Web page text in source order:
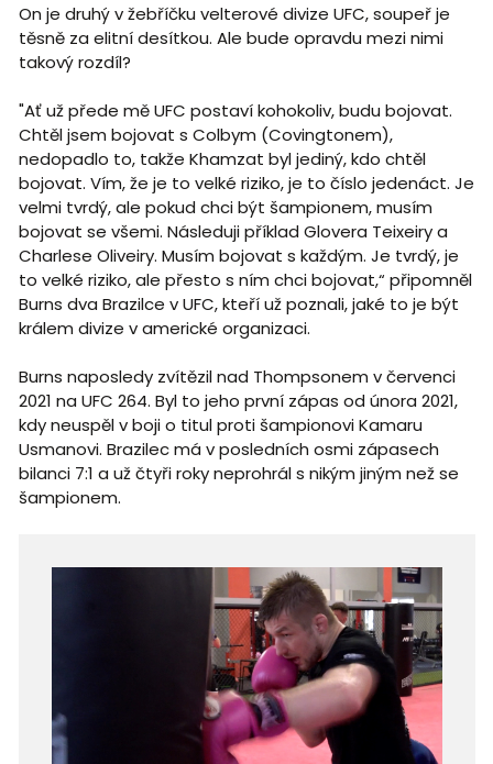
On je druhý v žebříčku velterové divize UFC, soupeř je
těsně za elitní desítkou. Ale bude opravdu mezi nimi
takový rozdíl?
"Ať už přede mě UFC postaví kohokoliv, budu bojovat.
Chtěl jsem bojovat s Colbym (Covingtonem),
nedopadlo to, takže Khamzat byl jediný, kdo chtěl
bojovat. Vím, že je to velké riziko, je to číslo jedenáct. Je
velmi tvrdý, ale pokud chci být šampionem, musím
bojovat se všemi. Následuji příklad Glovera Teixeiry a
Charlese Oliveiry. Musím bojovat s každým. Je tvrdý, je
to velké riziko, ale přesto s ním chci bojovat,“ připomněl
Burns dva Brazilce v UFC, kteří už poznali, jaké to je být
králem divize v americké organizaci.
Burns naposledy zvítězil nad Thompsonem v červenci
2021 na UFC 264. Byl to jeho první zápas od února 2021,
kdy neuspěl v boji o titul proti šampionovi Kamaru
Usmanovi. Brazilec má v posledních osmi zápasech
bilanci 7:1 a už čtyři roky neprohrál s nikým jiným než se
šampionem.